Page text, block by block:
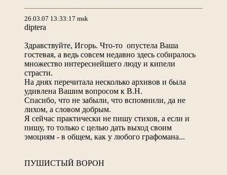
26.03.07 13:33:17 msk
diptera
Здравствуйте, Игорь. Что-то опустела Ваша
гостевая, а ведь совсем недавно здесь собиралось
множество интереснейшего люду и кипели
страсти.
На днях перечитала несколько архивов и была
удивлена Вашим вопросом к В.Н.
Спасибо, что не забыли, что вспомнили, да не
лихом, а словом добрым.
Я сейчас практически не пишу стихов, а если и
пишу, то только с целью дать выход своим
эмоциям - в общем, как у любого графомана...
ПУШИСТЫЙ ВОРОН